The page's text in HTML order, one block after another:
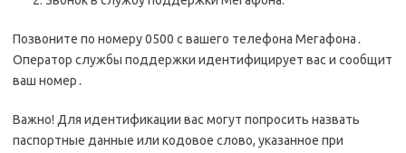
Позвоните по номеру 0500 с вашего телефона Мегафона․
Оператор службы поддержки идентифицирует вас и сообщит
ваш номер․
Важно! Для идентификации вас могут попросить назвать
паспортные данные или кодовое слово, указанное при